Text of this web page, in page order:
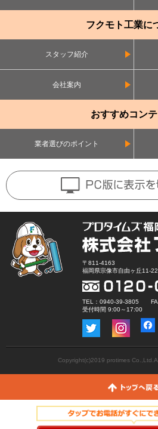
フクモト工業に
スタッフ紹介
会社案内
おすすめコン
業者選びのポイント
〒811-4163
福岡県宗像市自由ヶ丘11-
TEL：0940-39-3805
受付時間 9:00～17:00
Copyright(c)2019 protimes